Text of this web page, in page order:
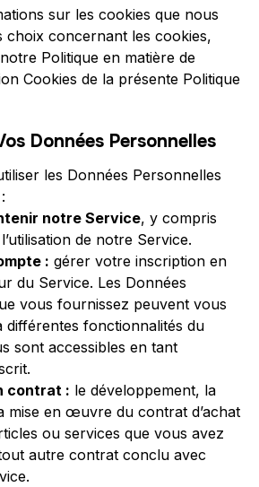
sur les cookies que nous
choix concernant les cookies,
Politique en matière de
Cookies de la présente Politique
Données Personnelles
les Données Personnelles
notre Service, y compris
de notre Service.
: gérer votre inscription en
du Service. Les Données
vous fournissez peuvent vous
différentes fonctionnalités du
sont accessibles en tant
contrat : le développement, la
mise en œuvre du contrat d’achat
ou services que vous avez
autre contrat conclu avec